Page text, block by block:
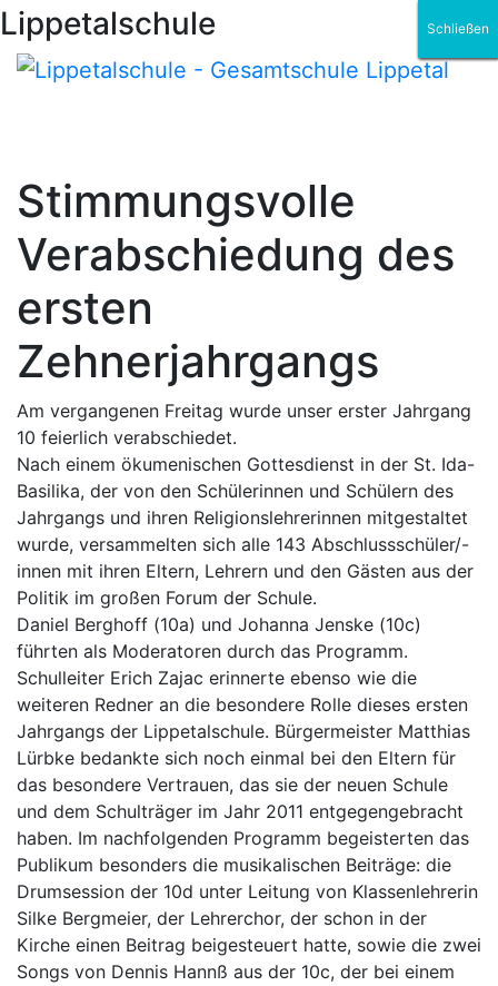
Lippetalschule
Stimmungsvolle
Verabschiedung des
ersten
Zehnerjahrgangs
Am vergangenen Freitag wurde unser erster Jahrgang
10 feierlich verabschiedet.
Nach einem ökumenischen Gottesdienst in der St. Ida-
Basilika, der von den Schülerinnen und Schülern des
Jahrgangs und ihren Religionslehrerinnen mitgestaltet
wurde, versammelten sich alle 143 Abschlussschüler/-
innen mit ihren Eltern, Lehrern und den Gästen aus der
Politik im großen Forum der Schule.
Daniel Berghoff (10a) und Johanna Jenske (10c)
führten als Moderatoren durch das Programm.
Schulleiter Erich Zajac erinnerte ebenso wie die
weiteren Redner an die besondere Rolle dieses ersten
Jahrgangs der Lippetalschule. Bürgermeister Matthias
Lürbke bedankte sich noch einmal bei den Eltern für
das besondere Vertrauen, das sie der neuen Schule
und dem Schulträger im Jahr 2011 entgegengebracht
haben. Im nachfolgenden Programm begeisterten das
Publikum besonders die musikalischen Beiträge: die
Drumsession der 10d unter Leitung von Klassenlehrerin
Silke Bergmeier, der Lehrerchor, der schon in der
Kirche einen Beitrag beigesteuert hatte, sowie die zwei
Songs von Dennis Hannß aus der 10c, der bei einem
Schließen
Schließen
Schließen
Schließen
Schließen
Schließen